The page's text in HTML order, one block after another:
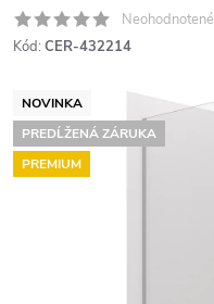
Neohodnotené
Kód: CER-432214
NOVINKA
PREDĹŽENÁ ZÁRUKA
PREMIUM